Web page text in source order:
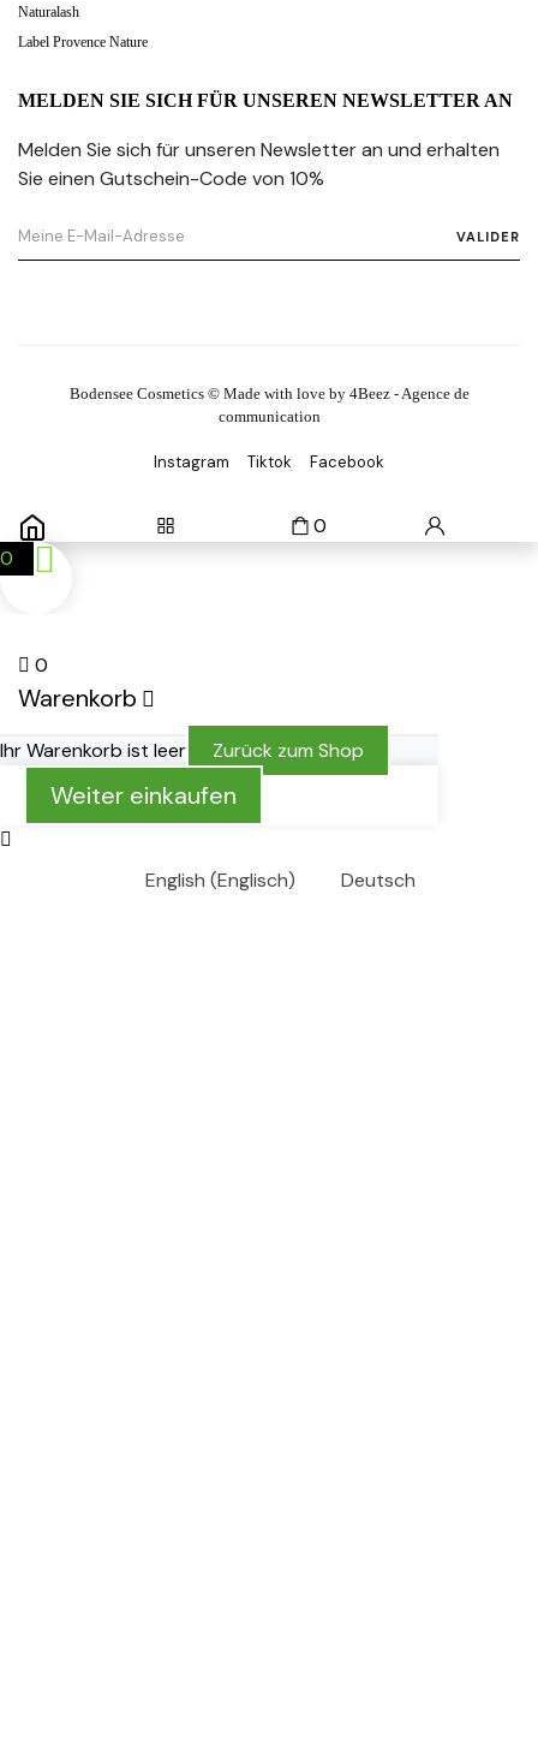
Naturalash
Label Provence Nature
MELDEN SIE SICH FÜR UNSEREN NEWSLETTER AN
Melden Sie sich für unseren Newsletter an und erhalten
Sie einen Gutschein-Code von 10%
VALIDER
Bodensee Cosmetics © Made with love by 4Beez - Agence de
communication
Instagram Tiktok Facebook
0
0
0
Warenkorb
Ihr Warenkorb ist leer Zurück zum Shop
Weiter einkaufen
English (Englisch) Deutsch